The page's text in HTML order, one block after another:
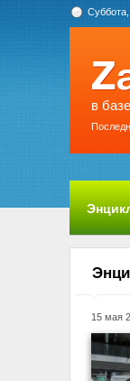
Суббота,
в
О
15 мая